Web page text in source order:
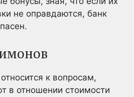
не оправдаются, банк
к вопросам,
в отношении стоимости